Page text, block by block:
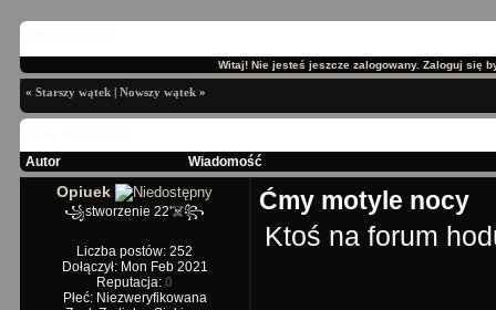
Witaj! Nie jesteś jeszcze zalogowany. Zaloguj się
« Starszy wątek | Nowszy wątek »
Autor Wiadomość
Opiuek
꧁stworzenie 22'☠️꧂
Liczba postów: 252
Dołączył: Mon Feb 2021
Reputacja: 0
Płeć: Niezweryfikowana
Ćmy motyle nocy
Ktoś na forum